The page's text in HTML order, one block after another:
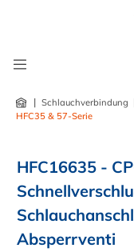
| Schlauchverbindung
HFC35 & 57-Serie
HFC16635 -
Absperrventi